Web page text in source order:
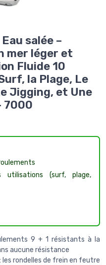
salée –
mer léger et
Fluide 10
la Plage, Le
Jigging, et Une
7000
utilisations (surf, plage,
9 + 1 résistants à la
aucune résistance
rondelles de frein en feutre